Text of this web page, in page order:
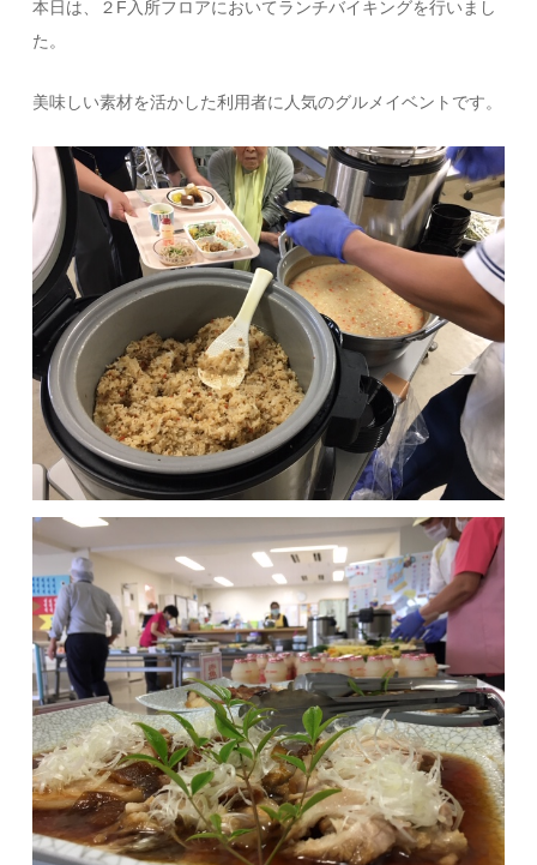
本日は、２F入所フロアにおいてランチバイキングを行いまし
た。
美味しい素材を活かした利用者に人気のグルメイベントです。